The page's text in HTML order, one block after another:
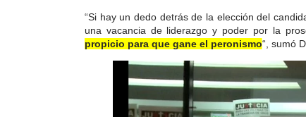
“Si hay un dedo detrás de la elección del
una vacancia de liderazgo y poder por la
propicio para que gane el peronismo“, sumó